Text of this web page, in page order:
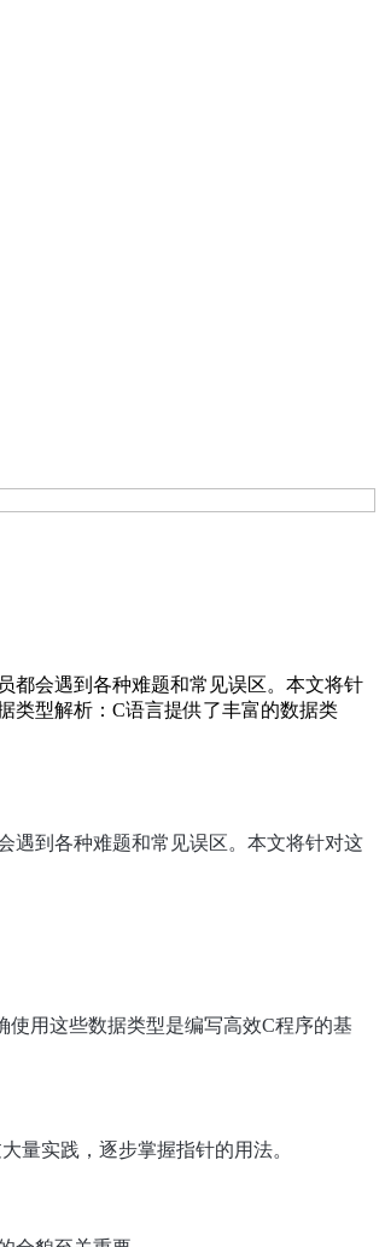
都会遇到各种难题和常见误区。本文将针
类型解析：C语言提供了丰富的数据类
遇到各种难题和常见误区。本文将针对这
使用这些数据类型是编写高效C程序的基
量实践，逐步掌握指针的用法。